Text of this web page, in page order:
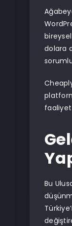
dolara
faaliyet
Bu